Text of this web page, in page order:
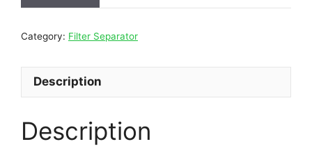
Category: Filter Separator
Description
Description